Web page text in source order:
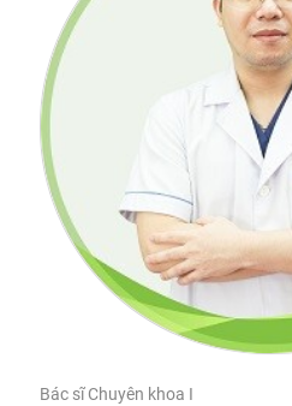
Bác sĩ Chuyên khoa I